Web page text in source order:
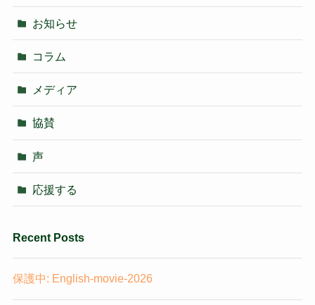
お知らせ
コラム
メディア
協賛
声
応援する
Recent Posts
保護中: English-movie-2026